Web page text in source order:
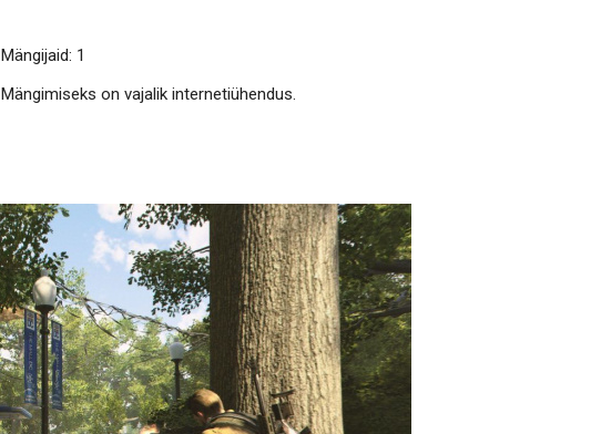
Mängijaid: 1
Mängimiseks on vajalik internetiühendus.